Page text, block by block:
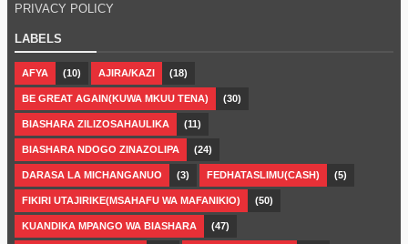
PRIVACY POLICY
LABELS
AFYA (10) AJIRA/KAZI (18)
BE GREAT AGAIN(KUWA MKUU TENA) (30)
BIASHARA ZILIZOSAHAULIKA (11)
BIASHARA NDOGO ZINAZOLIPA (24)
DARASA LA MICHANGANUO (3) FEDHATASLIMU(CASH) (5)
FIKIRI UTAJIRIKE(MSAHAFU WA MAFANIKIO) (50)
KUANDIKA MPANGO WA BIASHARA (47)